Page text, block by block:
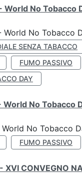
World No Tobacco
World No Tobacco
SENZA TABACCO
FUMO PASSIVO
DAY
World No Tobacco
World No Tobacco
FUMO PASSIVO
XVI CONVEGNO